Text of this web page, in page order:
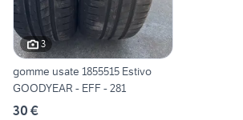
3
gomme usate 1855515 Estivo
GOODYEAR - EFF - 281
30 €